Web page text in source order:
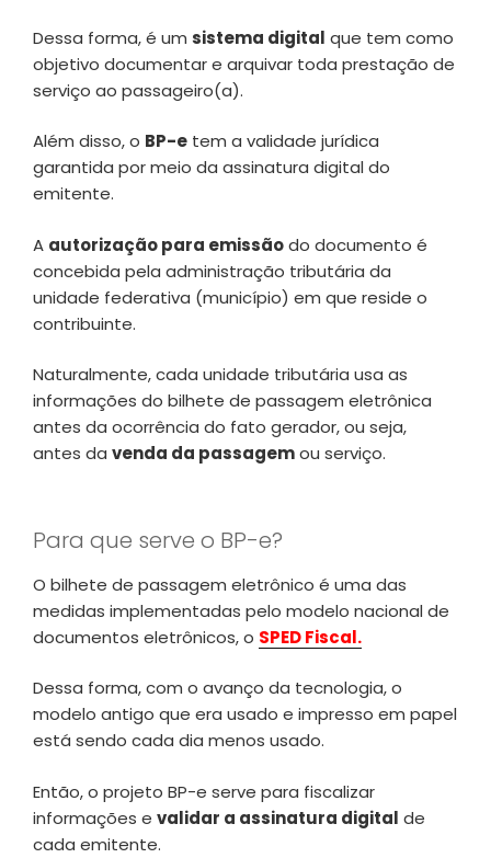
Dessa forma, é um sistema digital que tem como
objetivo documentar e arquivar toda prestação de
serviço ao passageiro(a).
Além disso, o BP-e tem a validade jurídica
garantida por meio da assinatura digital do
emitente.
A autorização para emissãodo documento é
concebida pela administração tributária da
unidade federativa (município) em que reside o
contribuinte.
Naturalmente, cada unidade tributária usa as
informações do bilhete de passagem eletrônica
antes da ocorrência do fato gerador, ou seja,
antes da venda da passagemou serviço.
Para que serve o BP-e?
O bilhete de passagem eletrônico é uma das
medidas implementadas pelo modelo nacional de
documentos eletrônicos, o SPED Fiscal.
Dessa forma, com o avanço da tecnologia, o
modelo antigo que era usado e impresso em papel
está sendo cada dia menos usado.
Então, o projeto BP-e serve para fiscalizar
informações e validar a assinatura digital de
cada emitente.